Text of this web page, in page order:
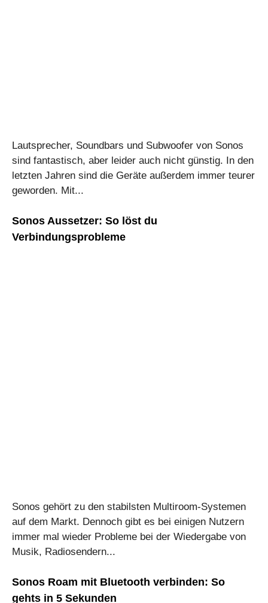
Lautsprecher, Soundbars und Subwoofer von Sonos
sind fantastisch, aber leider auch nicht günstig. In den
letzten Jahren sind die Geräte außerdem immer teurer
geworden. Mit...
Sonos Aussetzer: So löst du
Verbindungsprobleme
Sonos gehört zu den stabilsten Multiroom-Systemen
auf dem Markt. Dennoch gibt es bei einigen Nutzern
immer mal wieder Probleme bei der Wiedergabe von
Musik, Radiosendern...
Sonos Roam mit Bluetooth verbinden: So
gehts in 5 Sekunden